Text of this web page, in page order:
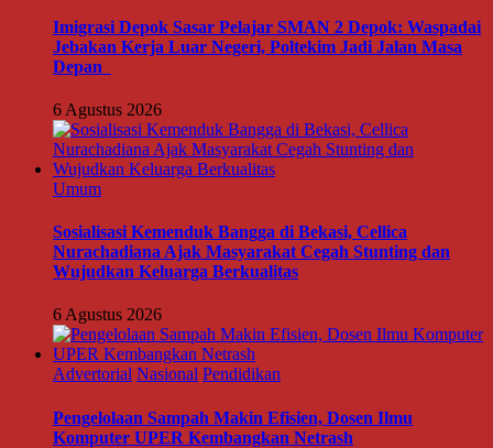
Imigrasi Depok Sasar Pelajar SMAN 2 Depok: Waspadai
Jebakan Kerja Luar Negeri, Poltekim Jadi Jalan Masa
Depan
6 Agustus 2026
Umum
Sosialisasi Kemenduk Bangga di Bekasi, Cellica
Nurachadiana Ajak Masyarakat Cegah Stunting dan
Wujudkan Keluarga Berkualitas
6 Agustus 2026
Advertorial Nasional Pendidikan
Pengelolaan Sampah Makin Efisien, Dosen Ilmu
Komputer UPER Kembangkan Netrash